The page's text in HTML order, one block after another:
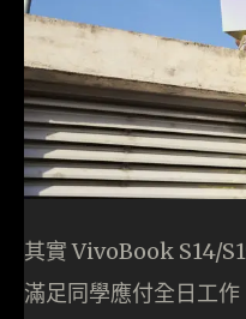
其實 VivoBook S14/
滿足同學應付全日工